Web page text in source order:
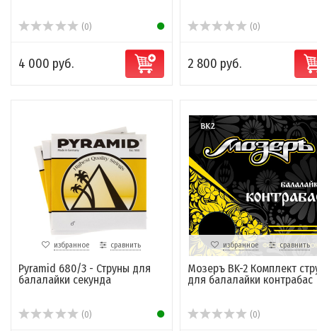
(0)
4 000 руб.
(0)
2 800 руб.
избранное сравнить
Pyramid 680/3 - Струны для
балалайки секунда
(0)
избранное сравнить
Мозеръ BK-2 Комплект
для балалайки контрабас
(0)